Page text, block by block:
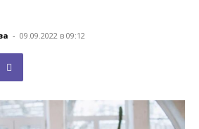
- 09.09.2022 в 09:12